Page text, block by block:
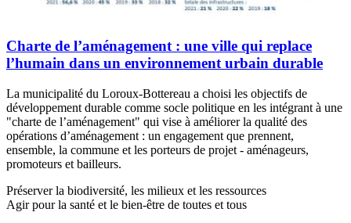
Charte de l’aménagement : une ville qui replace
l’humain dans un environnement urbain durable
La municipalité du Loroux-Bottereau a choisi les objectifs de
développement durable comme socle politique en les intégrant à une
"charte de l’aménagement" qui vise à améliorer la qualité des
opérations d’aménagement : un engagement que prennent,
ensemble, la commune et les porteurs de projet - aménageurs,
promoteurs et bailleurs.
Préserver la biodiversité, les milieux et les ressources
Agir pour la santé et le bien-être de toutes et tous